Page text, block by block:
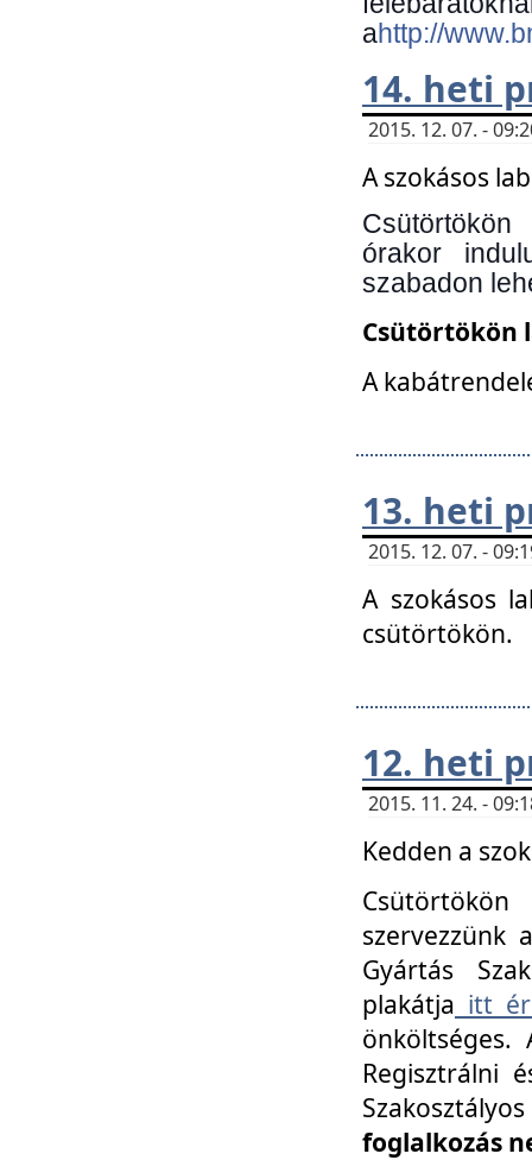
ahttp://
14. heti
2015. 12. 07. -
A szokásos
órakor
szabadon
Csütörtökön
A
13. heti
2015. 12. 07. -
A szokásos
csütörtökön.
12. heti
2015. 11. 24. -
Kedden a
szervezzünk
Gyártás
plakátja itt
Regisztrálni
foglalkozás